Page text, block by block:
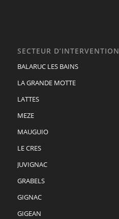
SECTEUR D’INTERVENTION
BALARUC LES BAINS
LA GRANDE MOTTE
LATTES
MEZE
MAUGUIO
LE CRES
JUVIGNAC
GRABELS
GIGNAC
GIGEAN